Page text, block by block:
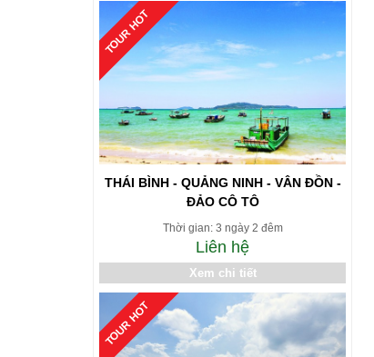
TOUR HOT
THÁI BÌNH - QUẢNG NINH - VÂN ĐỒN -
ĐẢO CÔ TÔ
Thời gian: 3 ngày 2 đêm
Liên hệ
Xem chi tiết
TOUR HOT